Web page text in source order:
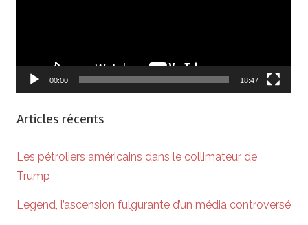
00:00 18:47
Articles récents
Les pétroliers américains dans le collimateur de
Trump
Legend, l’ascension fulgurante d’un média controversé